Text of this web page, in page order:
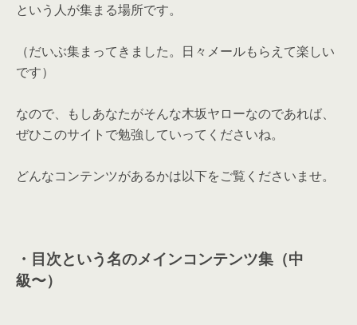
という人が集まる場所です。
（だいぶ集まってきました。日々メールもらえて楽しい
です）
なので、もしあなたがそんな木坂ヤローなのであれば、
ぜひこのサイトで勉強していってくださいね。
どんなコンテンツがあるかは以下をご覧くださいませ。
・目次という名のメインコンテンツ集（中
級〜）